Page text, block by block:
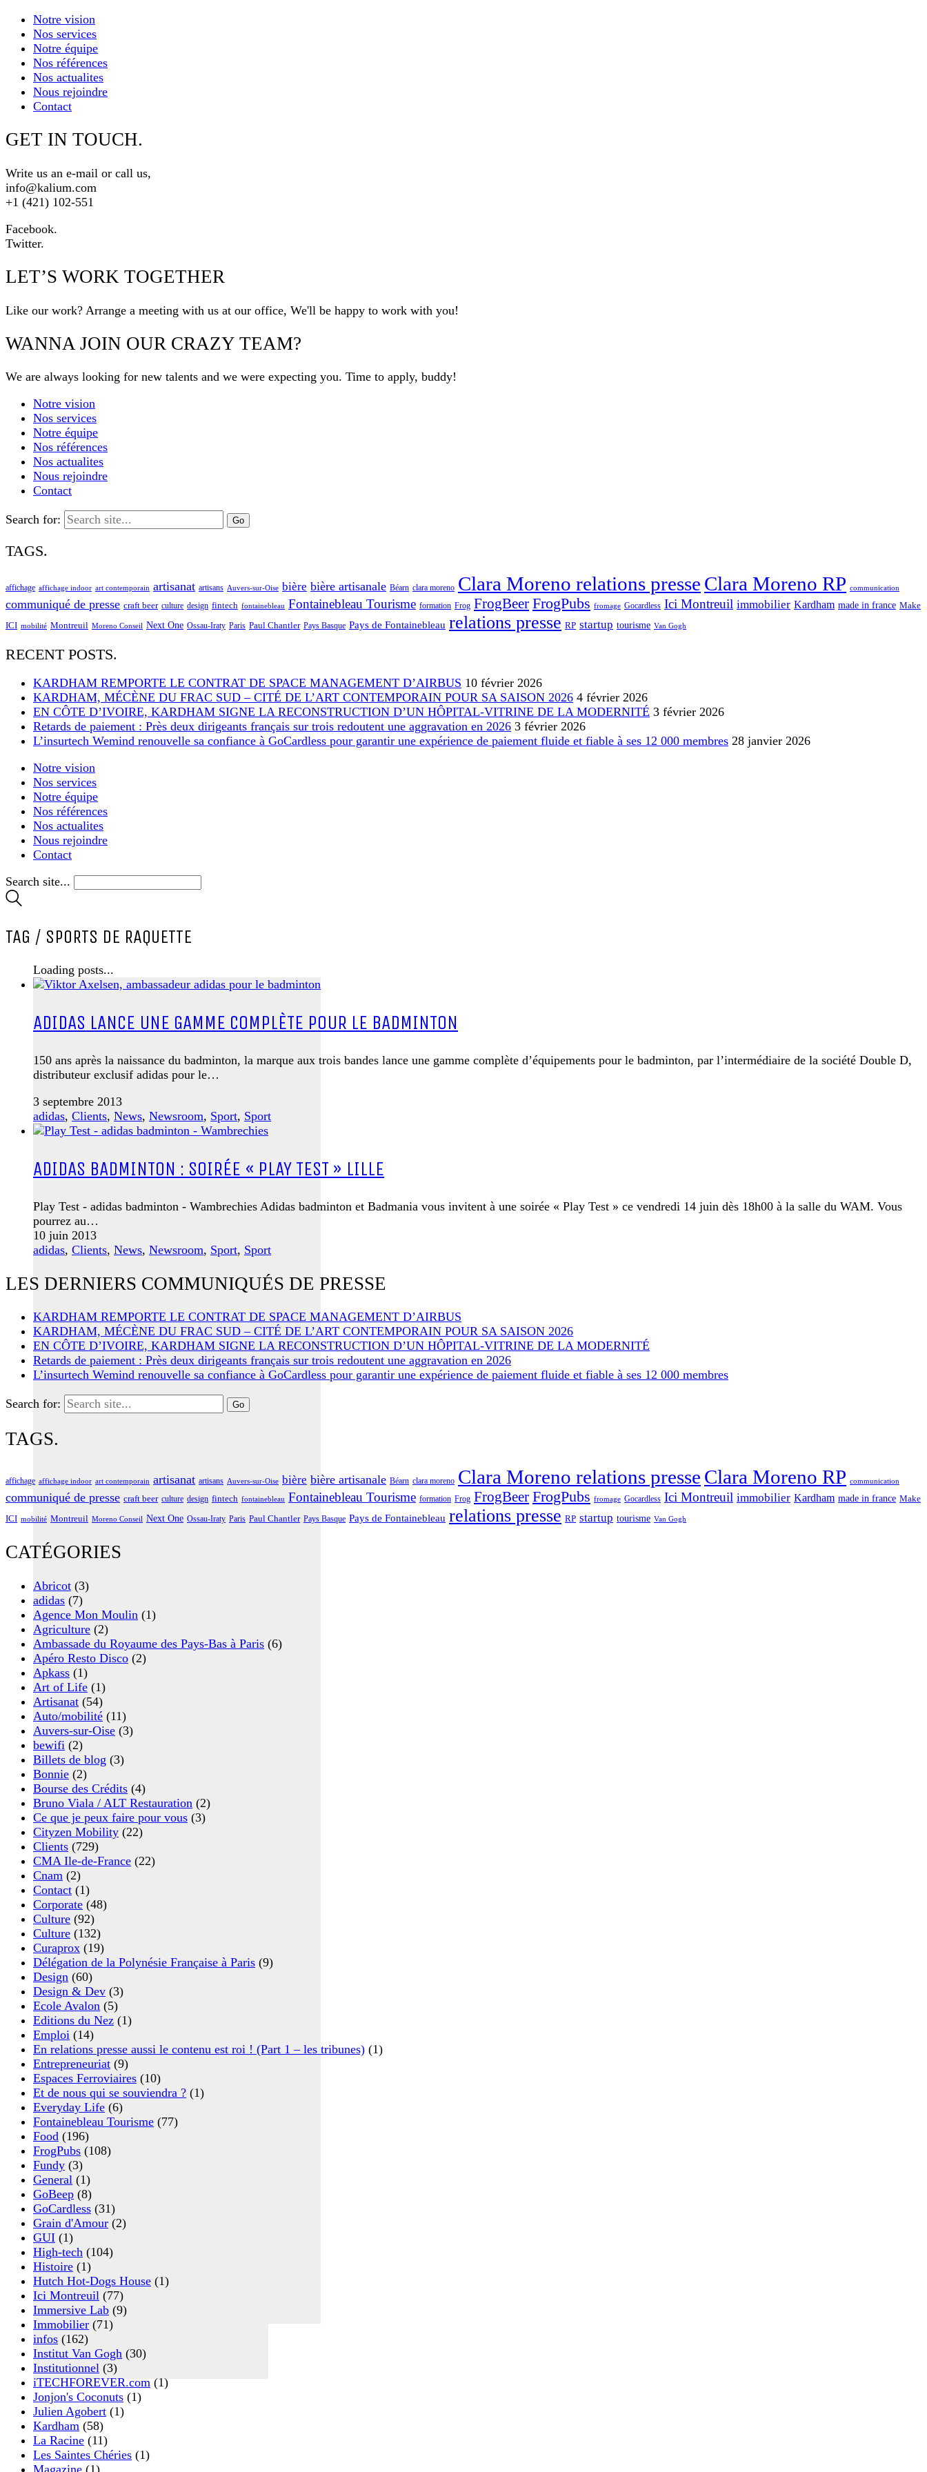
Notre vision
Nos services
Notre équipe
Nos références
Nos actualites
Nous rejoindre
Contact
GET IN TOUCH.
Write us an e-mail or call us,
info@kalium.com
+1 (421) 102-551
Facebook.
Twitter.
LET’S WORK TOGETHER
Like our work? Arrange a meeting with us at our office, We'll be happy to work with you!
WANNA JOIN OUR CRAZY TEAM?
We are always looking for new talents and we were expecting you. Time to apply, buddy!
Notre vision
Nos services
Notre équipe
Nos références
Nos actualites
Nous rejoindre
Contact
Search for:
TAGS.
affichage affichage indoor art contemporain artisanat artisans Auvers-sur-Oise bière bière artisanale Béarn clara moreno Clara Moreno relations presse Clara Moreno RP communication
communiqué de presse craft beer culture design fintech fontainebleau Fontainebleau Tourisme formation Frog FrogBeer FrogPubs fromage Gocardless Ici Montreuil immobilier Kardham made in france Make
ICI mobilité Montreuil Moreno Conseil Next One Ossau-Iraty Paris Paul Chantler Pays Basque Pays de Fontainebleau relations presse RP startup tourisme Van Gogh
RECENT POSTS.
KARDHAM REMPORTE LE CONTRAT DE SPACE MANAGEMENT D’AIRBUS 10 février 2026
KARDHAM, MÉCÈNE DU FRAC SUD – CITÉ DE L’ART CONTEMPORAIN POUR SA SAISON 2026 4 février 2026
EN CÔTE D’IVOIRE, KARDHAM SIGNE LA RECONSTRUCTION D’UN HÔPITAL-VITRINE DE LA MODERNITÉ 3 février 2026
Retards de paiement : Près deux dirigeants français sur trois redoutent une aggravation en 2026 3 février 2026
L’insurtech Wemind renouvelle sa confiance à GoCardless pour garantir une expérience de paiement fluide et fiable à ses 12 000 membres 28 janvier 2026
Notre vision
Nos services
Notre équipe
Nos références
Nos actualites
Nous rejoindre
Contact
Search site...
TAG / SPORTS DE RAQUETTE
Loading posts...
ADIDAS LANCE UNE GAMME COMPLÈTE POUR LE BADMINTON
150 ans après la naissance du badminton, la marque aux trois bandes lance une gamme complète d’équipements pour le badminton, par l’intermédiaire de la société Double D,
distributeur exclusif adidas pour le…
3 septembre 2013
adidas, Clients, News, Newsroom, Sport, Sport
ADIDAS BADMINTON : SOIRÉE « PLAY TEST » LILLE
Play Test - adidas badminton - Wambrechies Adidas badminton et Badmania vous invitent à une soirée « Play Test » ce vendredi 14 juin dès 18h00 à la salle du WAM. Vous
pourrez au…
10 juin 2013
adidas, Clients, News, Newsroom, Sport, Sport
LES DERNIERS COMMUNIQUÉS DE PRESSE
KARDHAM REMPORTE LE CONTRAT DE SPACE MANAGEMENT D’AIRBUS
KARDHAM, MÉCÈNE DU FRAC SUD – CITÉ DE L’ART CONTEMPORAIN POUR SA SAISON 2026
EN CÔTE D’IVOIRE, KARDHAM SIGNE LA RECONSTRUCTION D’UN HÔPITAL-VITRINE DE LA MODERNITÉ
Retards de paiement : Près deux dirigeants français sur trois redoutent une aggravation en 2026
L’insurtech Wemind renouvelle sa confiance à GoCardless pour garantir une expérience de paiement fluide et fiable à ses 12 000 membres
Search for:
TAGS.
affichage affichage indoor art contemporain artisanat artisans Auvers-sur-Oise bière bière artisanale Béarn clara moreno Clara Moreno relations presse Clara Moreno RP communication
communiqué de presse craft beer culture design fintech fontainebleau Fontainebleau Tourisme formation Frog FrogBeer FrogPubs fromage Gocardless Ici Montreuil immobilier Kardham made in france Make
ICI mobilité Montreuil Moreno Conseil Next One Ossau-Iraty Paris Paul Chantler Pays Basque Pays de Fontainebleau relations presse RP startup tourisme Van Gogh
CATÉGORIES
Abricot (3)
adidas (7)
Agence Mon Moulin (1)
Agriculture (2)
Ambassade du Royaume des Pays-Bas à Paris (6)
Apéro Resto Disco (2)
Apkass (1)
Art of Life (1)
Artisanat (54)
Auto/mobilité (11)
Auvers-sur-Oise (3)
bewifi (2)
Billets de blog (3)
Bonnie (2)
Bourse des Crédits (4)
Bruno Viala / ALT Restauration (2)
Ce que je peux faire pour vous (3)
Cityzen Mobility (22)
Clients (729)
CMA Ile-de-France (22)
Cnam (2)
Contact (1)
Corporate (48)
Culture (92)
Culture (132)
Curaprox (19)
Délégation de la Polynésie Française à Paris (9)
Design (60)
Design & Dev (3)
Ecole Avalon (5)
Editions du Nez (1)
Emploi (14)
En relations presse aussi le contenu est roi ! (Part 1 – les tribunes) (1)
Entrepreneuriat (9)
Espaces Ferroviaires (10)
Et de nous qui se souviendra ? (1)
Everyday Life (6)
Fontainebleau Tourisme (77)
Food (196)
FrogPubs (108)
Fundy (3)
General (1)
GoBeep (8)
GoCardless (31)
Grain d'Amour (2)
GUI (1)
High-tech (104)
Histoire (1)
Hutch Hot-Dogs House (1)
Ici Montreuil (77)
Immersive Lab (9)
Immobilier (71)
infos (162)
Institut Van Gogh (30)
Institutionnel (3)
iTECHFOREVER.com (1)
Jonjon's Coconuts (1)
Julien Agobert (1)
Kardham (58)
La Racine (11)
Les Saintes Chéries (1)
Magazine (1)